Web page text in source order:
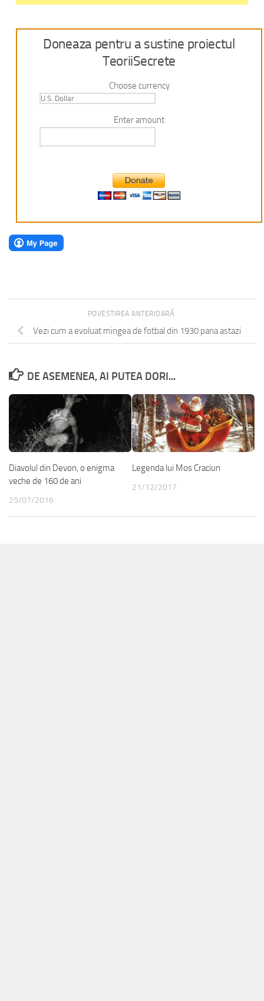
Doneaza pentru a sustine proiectul
TeoriiSecrete
Choose currency
Enter amount
POVESTIREA ANTERIOARĂ
Vezi cum a evoluat mingea de fotbal din 1930 pana astazi
DE ASEMENEA, AI PUTEA DORI...
Diavolul din Devon, o enigma
veche de 160 de ani
25/07/2016
Legenda lui Mos Craciun
21/12/2017